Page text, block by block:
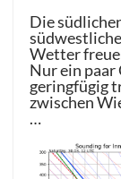
Die
Wetter
Nur ein paar
geringfügig
zwischen
…